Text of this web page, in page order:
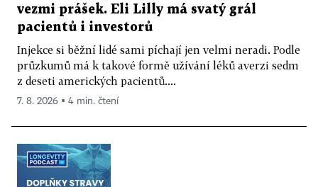
vezmi prášek. Eli Lilly má svatý grál
pacientů i investorů
Injekce si běžní lidé sami píchají jen velmi neradi. Podle
průzkumů má k takové formě užívání léků averzi sedm
z deseti amerických pacientů....
7. 8. 2026 ▪ 4 min. čtení